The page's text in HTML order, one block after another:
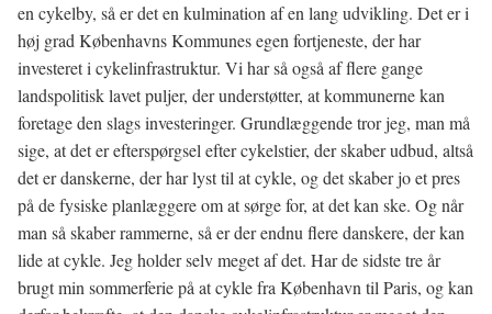
en cykelby, så er det en kulmination af en lang udvikling. Det er i
høj grad Københavns Kommunes egen fortjeneste, der har
investeret i cykelinfrastruktur. Vi har så også af flere gange
landspolitisk lavet puljer, der understøtter, at kommunerne kan
foretage den slags investeringer. Grundlæggende tror jeg, man må
sige, at det er efterspørgsel efter cykelstier, der skaber udbud, altså
det er danskerne, der har lyst til at cykle, og det skaber jo et pres
på de fysiske planlæggere om at sørge for, at det kan ske. Og når
man så skaber rammerne, så er der endnu flere danskere, der kan
lide at cykle. Jeg holder selv meget af det. Har de sidste tre år
brugt min sommerferie på at cykle fra København til Paris, og kan